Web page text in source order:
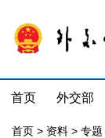
首页 外交部
首页 > 资料 > 专题